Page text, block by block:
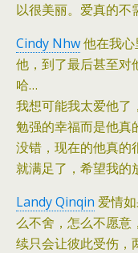
以很美丽。爱真的不
Cindy Nhw他在我
他，到了最后甚至对
哈…
我想可能我太爱他了
勉强的幸福而是他真
没错，现在的他真的
就满足了，希望我的
Landy Qinqin 爱情
么不舍，怎么不愿意
续只会让彼此受伤，